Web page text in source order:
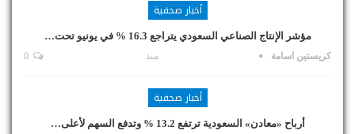
أخبار صحفية
مؤشر الإنتاج الصناعي السعودي يتراجع 16.3 % في يونيو تحت…
كريستين اسامة منذ
أخبار صحفية
أرباح «معادن» السعودية ترتفع 13.2 % وتدفع السهم لأعلى…